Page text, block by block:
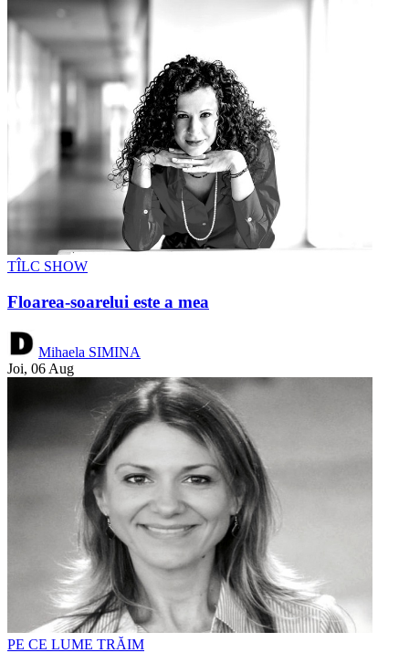
TÎLC SHOW
Floarea-soarelui este a mea
Mihaela SIMINA
Joi, 06 Aug
PE CE LUME TRĂIM